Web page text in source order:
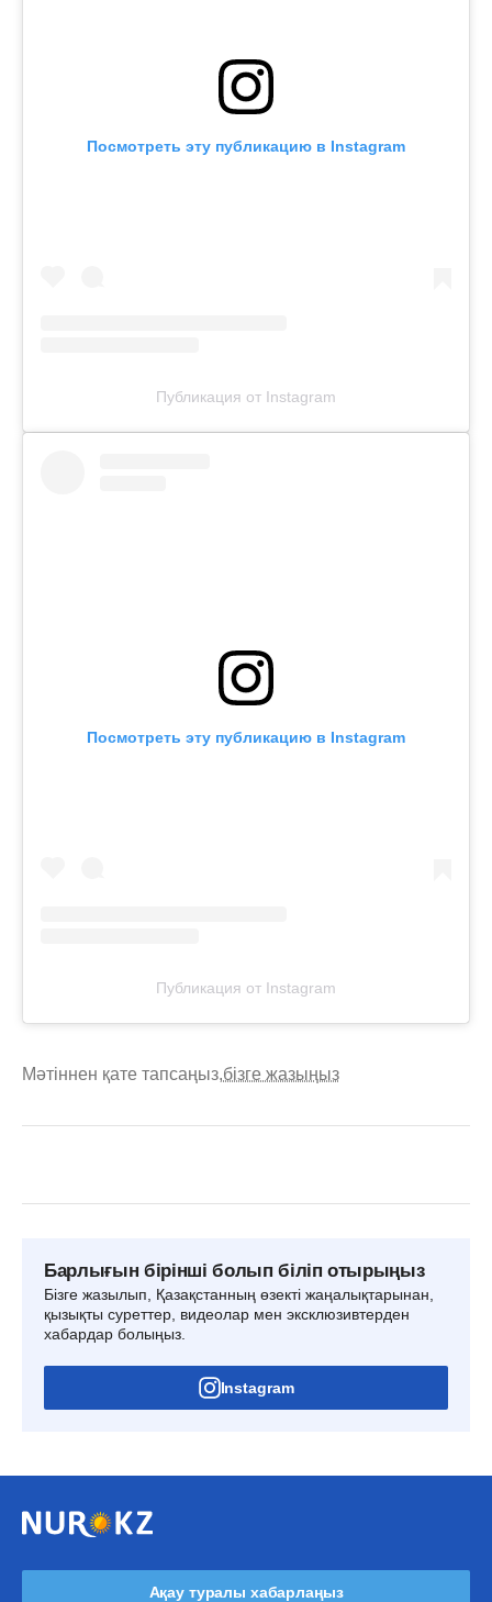
Посмотреть эту публикацию в Instagram
Публикация от Instagram
Посмотреть эту публикацию в Instagram
Публикация от Instagram
Мәтіннен қате тапсаңыз,бізге жазыңыз
Барлығын бірінші болып біліп отырыңыз
Бізге жазылып, Қазақстанның өзекті жаңалықтарынан,
қызықты суреттер, видеолар мен эксклюзивтерден
хабардар болыңыз.
Instagram
Ақау туралы хабарлаңыз